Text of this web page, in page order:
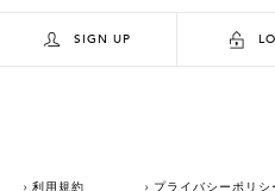
SIGN UP
利用規約 プライバシーポリシ